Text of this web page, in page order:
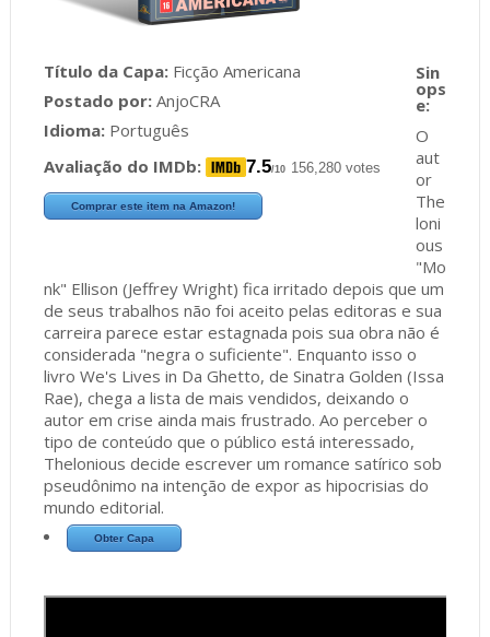
Título da Capa:Ficção Americana
Postado por:AnjoCRA
Idioma:Português
Avaliação do IMDb:
7.5/10 156,280 votes
Comprar este item na Amazon!
O
aut
or
The
loni
ous
"Mo
nk" Ellison (Jeffrey Wright) fica irritado depois que um
de seus trabalhos não foi aceito pelas editoras e sua
carreira parece estar estagnada pois sua obra não é
considerada "negra o suficiente". Enquanto isso o
livro We's Lives in Da Ghetto, de Sinatra Golden (Issa
Rae), chega a lista de mais vendidos, deixando o
autor em crise ainda mais frustrado. Ao perceber o
tipo de conteúdo que o público está interessado,
Thelonious decide escrever um romance satírico sob
pseudônimo na intenção de expor as hipocrisias do
mundo editorial.
Obter Capa